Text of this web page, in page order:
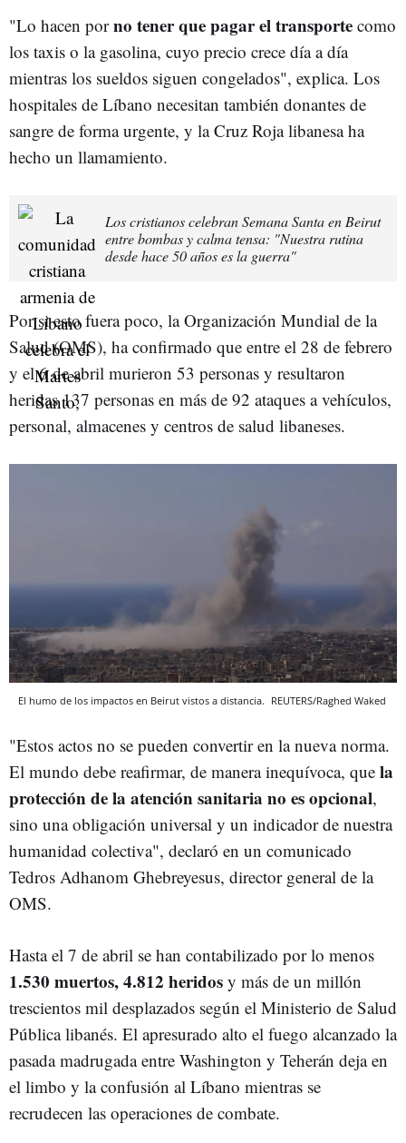
"Lo hacen porno tener que pagar el transporte como
los taxis o la gasolina, cuyo precio crece día a día
mientras los sueldos siguen congelados", explica. Los
hospitales de Líbano necesitan también donantes de
sangre de forma urgente, y la Cruz Roja libanesa ha
hecho un llamamiento.
Los cristianos celebran Semana Santa en Beirut
entre bombas y calma tensa: "Nuestra rutina
desde hace 50 años es la guerra"
Por si esto fuera poco, la Organización Mundial de la
Salud (OMS), ha confirmado que entre el 28 de febrero
y el 6 de abril murieron 53 personas y resultaron
heridas 137 personas en más de 92 ataques a vehículos,
personal, almacenes y centros de salud libaneses.
El humo de los impactos en Beirut vistos a distancia. REUTERS/Raghed Waked
"Estos actos no se pueden convertir en la nueva norma.
El mundo debe reafirmar, de manera inequívoca, que la
protección de la atención sanitaria no es opcional,
sino una obligación universal y un indicador de nuestra
humanidad colectiva", declaró en un comunicado
Tedros Adhanom Ghebreyesus, director general de la
OMS.
Hasta el 7 de abril se han contabilizado por lo menos
1.530 muertos, 4.812 heridos y más de un millón
trescientos mil desplazados según el Ministerio de Salud
Pública libanés. El apresurado alto el fuego alcanzado la
pasada madrugada entre Washington y Teherán deja en
el limbo y la confusión al Líbano mientras se
recrudecen las operaciones de combate.